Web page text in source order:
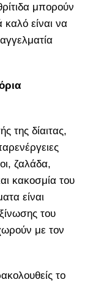
μπορούν
είναι να
της δίαιτας,
ζαλάδα,
κακοσμία του
είναι
του
με τον
το